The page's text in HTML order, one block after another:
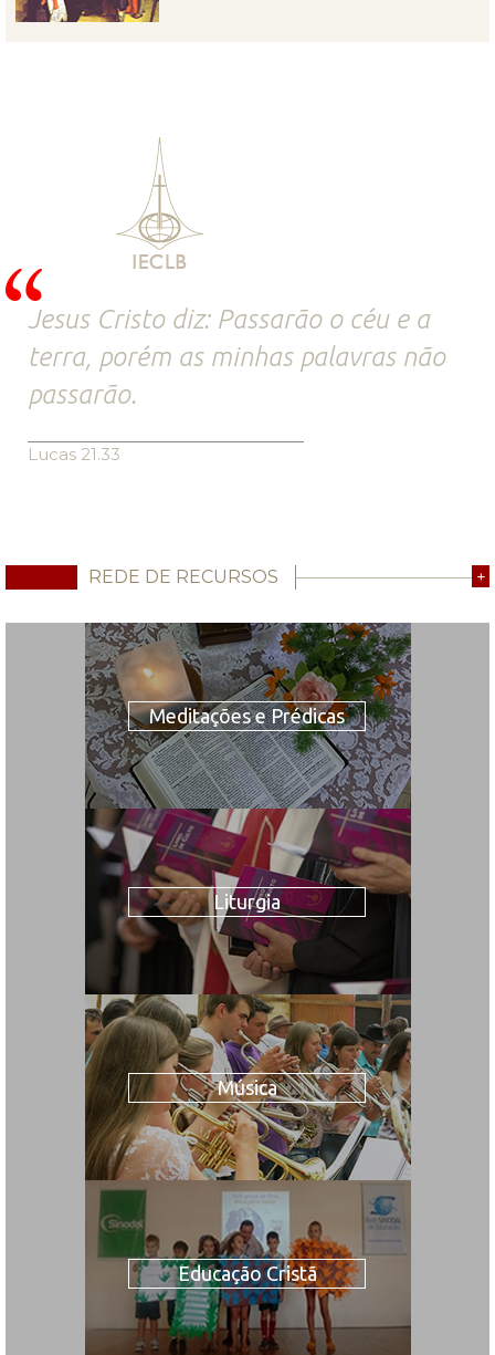
Jesus Cristo diz: Passarão o céu e a
terra, porém as minhas palavras não
passarão.
Lucas 21.33
REDE DE RECURSOS +
Meditações e Prédicas
Liturgia
Música
Educação Cristã